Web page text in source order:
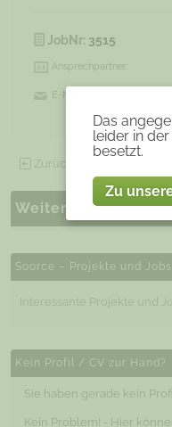
Das
leider in
besetzt.
Zu
JobNr: 3515
Ansprechpartner:
E-Mail:
Zurück zu allen offenen
Weitere ähnliche
Soorce – Projekte und Jobs
Interessante Projekte und
Kein Profil / CV zur Hand?
Sie haben gerade kein
Kein Problem! - Hier